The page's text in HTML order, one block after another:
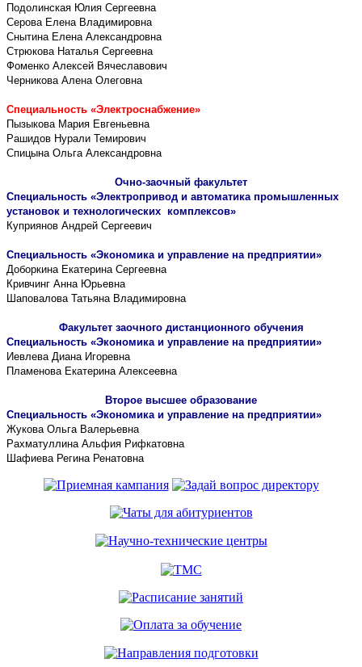
Подолинская Юлия Сергеевна
Серова Елена Владимировна
Снытина Елена Александровна
Стрюкова Наталья Сергеевна
Фоменко Алексей Вячеславович
Черникова Алена Олеговна
Специальность «Электроснабжение»
Пызыкова Мария Евгеньевна
Рашидов Нурали Темирович
Спицына Ольга Александровна
Очно-заочный факультет
Специальность «Электропривод и автоматика промышленных
установок и технологических комплексов»
Куприянов Андрей Сергеевич
Специальность «Экономика и управление на предприятии»
Доборкина Екатерина Сергеевна
Кривчинг Анна Юрьевна
Шаповалова Татьяна Владимировна
Факультет заочного дистанционного обучения
Специальность «Экономика и управление на предприятии»
Иевлева Диана Игоревна
Пламенова Екатерина Алексеевна
Второе высшее образование
Специальность «Экономика и управление на предприятии»
Жукова Ольга Валерьевна
Рахматуллина Альфия Рифкатовна
Шафиева Регина Ренатовна